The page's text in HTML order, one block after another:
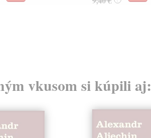
vkusom si kúpili aj: